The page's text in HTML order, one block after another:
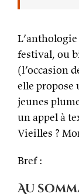
festival, ou
(l’occasion
elle propose
jeunes
un appel à
Vieilles ?
Bref :
Au